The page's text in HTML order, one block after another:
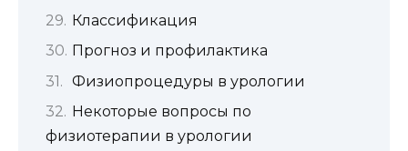
Классификация
Прогноз и профилактика
Физиопроцедуры в урологии
Некоторые вопросы по
физиотерапии в урологии